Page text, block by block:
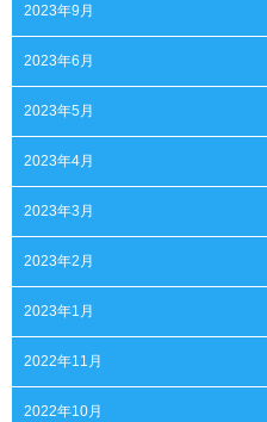
2023年9月
2023年6月
2023年5月
2023年4月
2023年3月
2023年2月
2023年1月
2022年11月
2022年10月